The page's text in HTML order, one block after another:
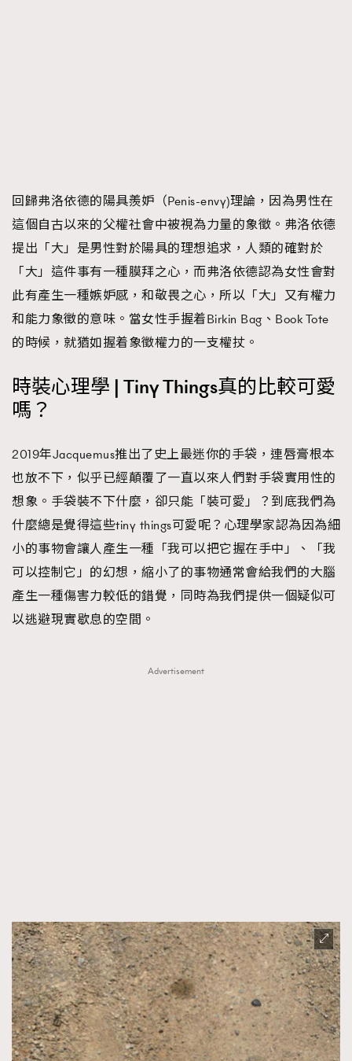
回歸弗洛依德的陽具羨妒（Penis-envy)理論，因為男性在
這個自古以來的父權社會中被視為力量的象徵。弗洛依德
提出「大」是男性對於陽具的理想追求，人類的確對於
「大」這件事有一種膜拜之心，而弗洛依德認為女性會對
此有產生一種嫉妒感，和敬畏之心，所以「大」又有權力
和能力象徵的意味。當女性手握着Birkin Bag、Book Tote
的時候，就猶如握着象徵權力的一支權扙。
時裝心理學 | Tiny Things真的比較可愛
嗎？
2019年Jacquemus推出了史上最迷你的手袋，連唇膏根本
也放不下，似乎已經顛覆了一直以來人們對手袋實用性的
想象。手袋裝不下什麼，卻只能「裝可愛」？到底我們為
什麼總是覺得這些tiny things可愛呢？心理學家認為因為細
小的事物會讓人產生一種「我可以把它握在手中」、「我
可以控制它」的幻想，縮小了的事物通常會給我們的大腦
產生一種傷害力較低的錯覺，同時為我們提供一個疑似可
以逃避現實歇息的空間。
Advertisement